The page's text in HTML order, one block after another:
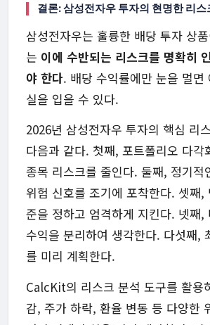
결론: 삼성전자우 투자의 현명한 리스
삼성전자우는 훌륭한 배당 투자 상
는 이에 수반되는 리스크를 명확히
야 한다. 배당 수익률에만 눈을 멀면
실을 입을 수 있다.
2026년 삼성전자우 투자의 핵심 리
다음과 같다. 첫째, 포트폴리오 다각
종목 리스크를 줄인다. 둘째, 정기적
위험 신호를 조기에 포착한다. 셋째,
준을 정하고 엄격하게 지킨다. 넷째,
수익을 분리하여 생각한다. 다섯째,
를 미리 계획한다.
CalcKit의 리스크 분석 도구를 활용
감, 주가 하락, 환율 변동 등 다양한